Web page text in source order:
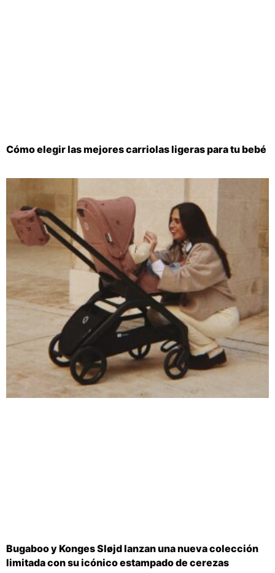
Cómo elegir las mejores carriolas ligeras para tu bebé
Bugaboo y Konges Sløjd lanzan una nueva colección
limitada con su icónico estampado de cerezas